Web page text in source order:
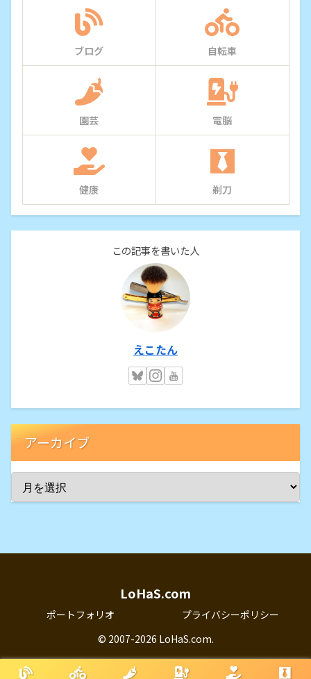
ブログ 自転車
園芸 電脳
健康 剃刀
この記事を書いた人
えこたん
アーカイブ
LoHaS.com
ポートフォリオ
プライバシーポリシー
© 2007-2026 LoHaS.com.